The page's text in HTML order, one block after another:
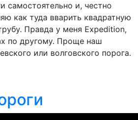
самостоятельно и, честно
как туда вварить квадратную
Правда у меня Expedition,
по другому. Проще наш
или волговского порога.